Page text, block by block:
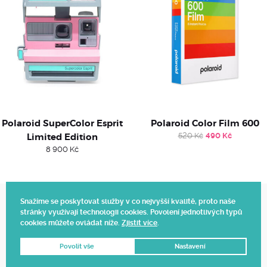
Snažíme se poskytovat služby v co nejvyšší kvalitě, proto naše
stránky využívají technologii cookies. Povolení jednotlivých typů
cookies můžete ovládat níže. Zjistit více.
Povolit vše Nastavení
Polaroid SuperColor Esprit
Limited Edition
8 900 Kč
Polaroid Color Film 600
520Kč Original
490 KčCurrent
Web vytvořil Polagraph
© 2025.